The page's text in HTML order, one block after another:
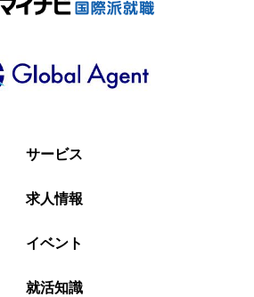
サービス
求人情報
イベント
就活知識